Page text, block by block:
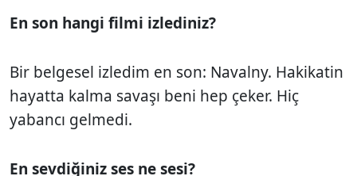
En son hangi filmi izlediniz?
Bir belgesel izledim en son: Navalny. Hakikatin
hayatta kalma savaşı beni hep çeker. Hiç
yabancı gelmedi.
En sevdiğiniz ses ne sesi?